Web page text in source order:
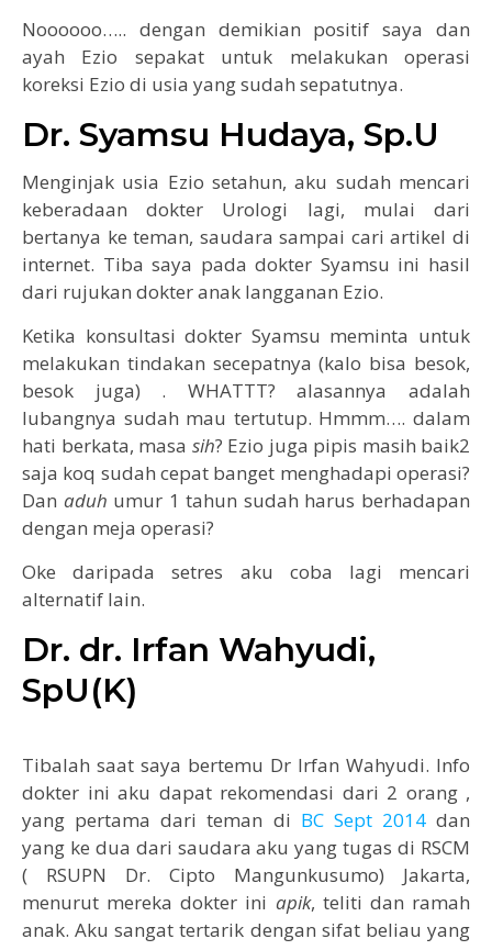
Noooooo….. dengan demikian positif saya dan
ayah Ezio sepakat untuk melakukan operasi
koreksi Ezio di usia yang sudah sepatutnya.
Dr. Syamsu Hudaya, Sp.U
Menginjak usia Ezio setahun, aku sudah mencari
keberadaan dokter Urologi lagi, mulai dari
bertanya ke teman, saudara sampai cari artikel di
internet. Tiba saya pada dokter Syamsu ini hasil
dari rujukan dokter anak langganan Ezio.
Ketika konsultasi dokter Syamsu meminta untuk
melakukan tindakan secepatnya (kalo bisa besok,
besok juga) . WHATTT? alasannya adalah
lubangnya sudah mau tertutup. Hmmm…. dalam
hati berkata, masa sih? Ezio juga pipis masih baik2
saja koq sudah cepat banget menghadapi operasi?
Dan aduh umur 1 tahun sudah harus berhadapan
dengan meja operasi?
Oke daripada setres aku coba lagi mencari
alternatif lain.
Dr. dr. Irfan Wahyudi,
SpU(K)
Tibalah saat saya bertemu Dr Irfan Wahyudi. Info
dokter ini aku dapat rekomendasi dari 2 orang ,
yang pertama dari teman di BC Sept 2014dan
yang ke dua dari saudara aku yang tugas di RSCM
( RSUPN Dr. Cipto Mangunkusumo) Jakarta,
menurut mereka dokter ini apik, teliti dan ramah
anak. Aku sangat tertarik dengan sifat beliau yang